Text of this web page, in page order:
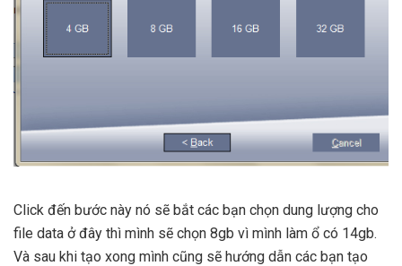
Click đến bước này nó sẽ bắt các bạn chọn dung lượng cho
file data ở đây thì mình sẽ chọn 8gb vì mình làm ổ có 14gb.
Và sau khi tạo xong mình cũng sẽ hướng dẫn các bạn tạo